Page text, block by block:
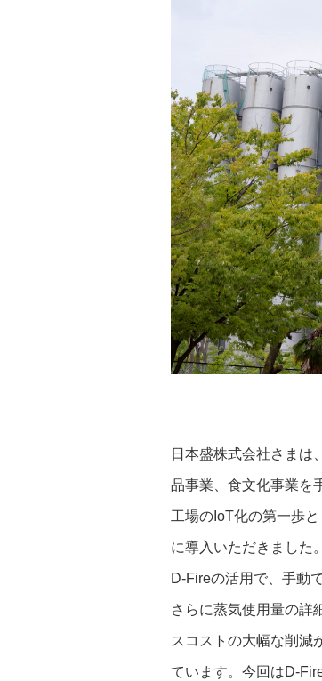
日本盛株式会社さま
品事業、食文化事業を
工場のIoT化の第一歩
に導入いただきました。
D-Fireの活用で、手動
さらに蒸気使用量の詳
スコストの大幅な削減
ています。今回はD-